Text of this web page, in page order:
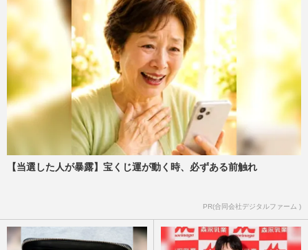
【当選した人が暴露】宝くじ運が動く時、必ずある前触れ
PR(合同会社デジタルファーム )